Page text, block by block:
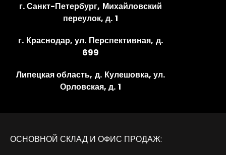
г. Санкт-Петербург, Михайловский
переулок, д. 1
г. Краснодар, ул. Перспективная, д.
699
Липецкая область, д. Кулешовка, ул.
Орловская, д. 1
ОСНОВНОЙ СКЛАД И ОФИС ПРОДАЖ: